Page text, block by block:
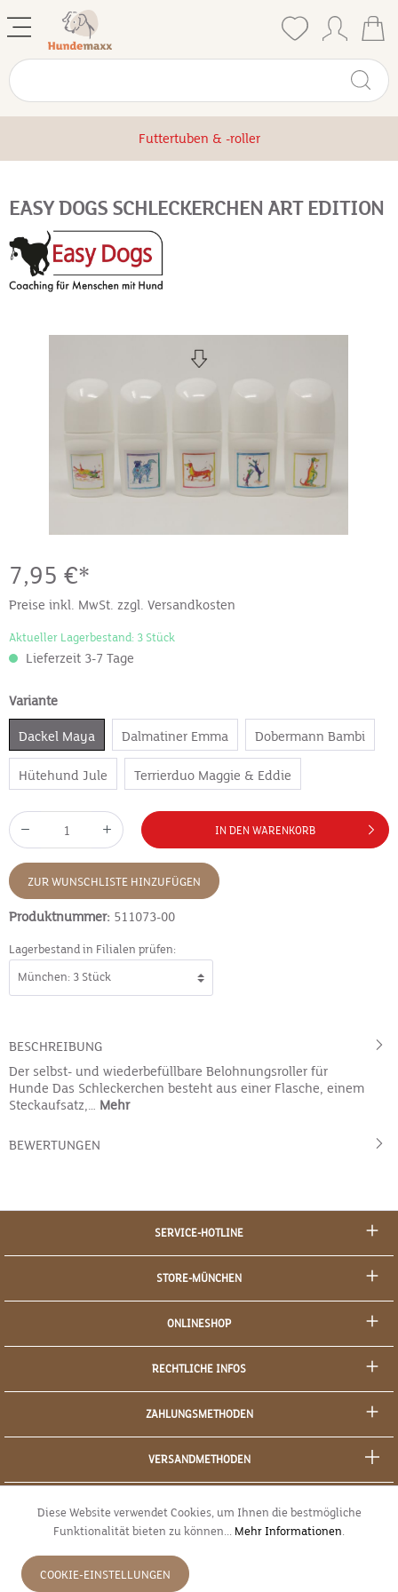
Futtertuben & -roller
EASY DOGS SCHLECKERCHEN ART EDITION
7,95 €*
Preise inkl. MwSt. zzgl. Versandkosten
Aktueller Lagerbestand: 3 Stück
Lieferzeit 3-7 Tage
Variante
Dackel Maya Dalmatiner Emma Dobermann Bambi
Hütehund Jule Terrierduo Maggie & Eddie
IN DEN WARENKORB
ZUR WUNSCHLISTE HINZUFÜGEN
Produktnummer: 511073-00
Lagerbestand in Filialen prüfen:
BESCHREIBUNG
Der selbst- und wiederbefüllbare Belohnungsroller für
Hunde Das Schleckerchen besteht aus einer Flasche, einem
Steckaufsatz,… Mehr
BEWERTUNGEN
SERVICE-HOTLINE
STORE-MÜNCHEN
ONLINESHOP
RECHTLICHE INFOS
ZAHLUNGSMETHODEN
VERSANDMETHODEN
Diese Website verwendet Cookies, um Ihnen die bestmögliche
Funktionalität bieten zu können... Mehr Informationen.
COOKIE-EINSTELLUNGEN